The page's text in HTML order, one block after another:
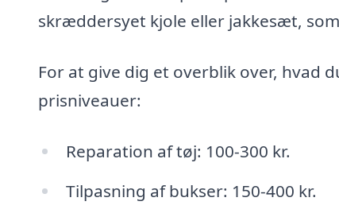
skræddersyet kjole eller jakkesæt,
For at give dig et overblik over, hvad
prisniveauer:
Reparation af tøj: 100-300 kr.
Tilpasning af bukser: 150-400 kr.